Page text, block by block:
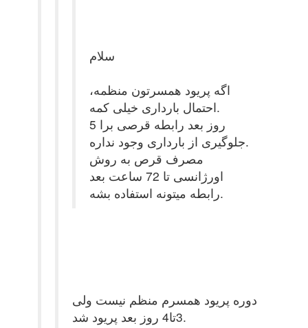
سلام
اگه پریود همسرتون منظمه،
احتمال بارداری خیلی کمه.
5 روز بعد رابطه قرصی برا
جلوگیری از بارداری وجود نداره.
مصرف قرص به روش
اورژانسی تا 72 ساعت بعد
رابطه میتونه استفاده بشه.
دوره پریود همسرم منظم نیست ولی
3تا4 روز بعد پریود شد.